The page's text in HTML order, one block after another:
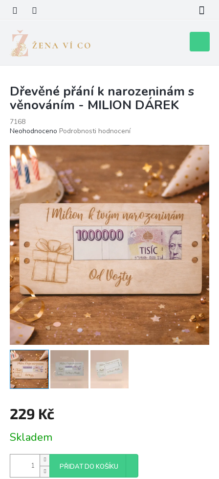
obsah
košík
Dřevěné přání k narozeninám s
věnováním - MILION DÁREK
7168
Průměrné
produktu
je
0,0
hvězdiček.
Neohodnoceno Podrobnosti hodnocení
229 Kč
cena:
Skladem
PŘIDAT DO KOŠÍKU